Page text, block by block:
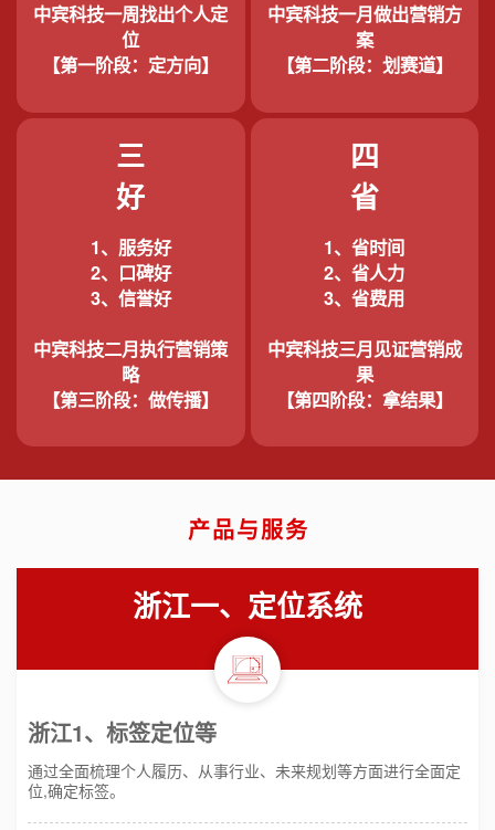
中宾科技一周找出个人定
位
【第一阶段：定方向】
中宾科技一月做出营销方
案
【第二阶段：划赛道】
三
好
1、服务好
2、口碑好
3、信誉好
中宾科技二月执行营销策
略
【第三阶段：做传播】
四
省
1、省时间
2、省人力
3、省费用
中宾科技三月见证营销成
果
【第四阶段：拿结果】
产品与服务
浙江一、定位系统
浙江1、标签定位等
通过全面梳理个人履历、从事行业、未来规划等方面进行全面定
位,确定标签。